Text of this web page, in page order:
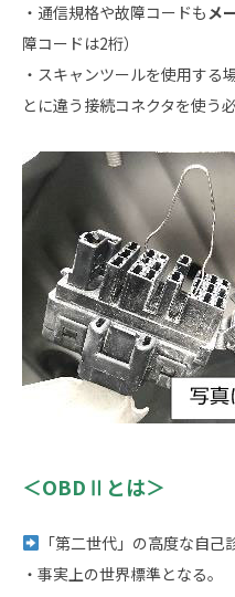
・通信規格や故障コードもメ
障コードは2桁）
・スキャンツールを使用する
とに違う接続コネクタを使う
＜OBDⅡとは＞
「第二世代」の高度な自己
・事実上の世界標準となる。